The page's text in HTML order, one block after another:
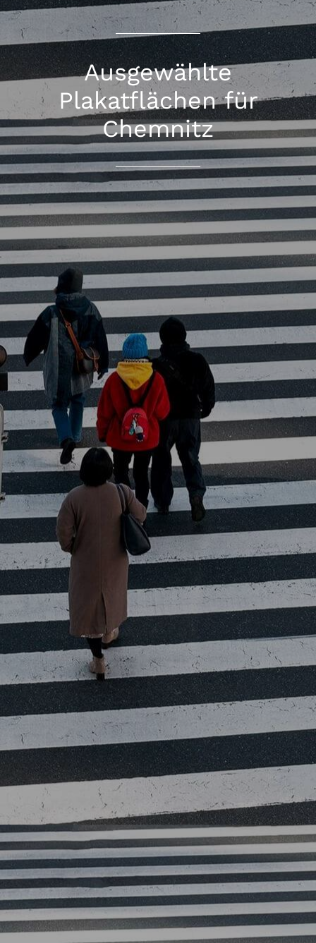
Ausgewählte
Plakatflächen für
Chemnitz